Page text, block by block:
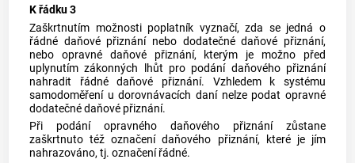
K řádku 3
Zaškrtnutím možnosti poplatník vyznačí, zda se jedná o
řádné daňové přiznání nebo dodatečné daňové přiznání,
nebo opravné daňové přiznání, kterým je možno před
uplynutím zákonných lhůt pro podání daňového přiznání
nahradit řádné daňové přiznání. Vzhledem k systému
samodoměření u dorovnávacích daní nelze podat opravné
dodatečné daňové přiznání.
Při podání opravného daňového přiznání zůstane
zaškrtnuto též označení daňového přiznání, které je jím
nahrazováno, tj. označení řádné.